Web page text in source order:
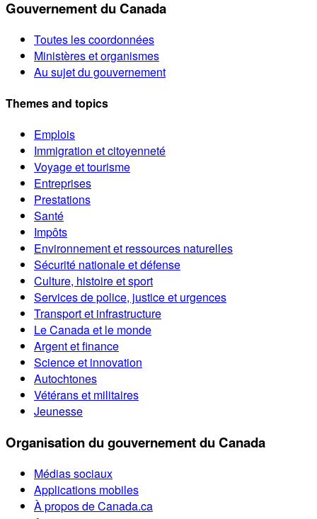
Gouvernement du Canada
Toutes les coordonnées
Ministères et organismes
Au sujet du gouvernement
Themes and topics
Emplois
Immigration et citoyenneté
Voyage et tourisme
Entreprises
Prestations
Santé
Impôts
Environnement et ressources naturelles
Sécurité nationale et défense
Culture, histoire et sport
Services de police, justice et urgences
Transport et infrastructure
Le Canada et le monde
Argent et finance
Science et innovation
Autochtones
Vétérans et militaires
Jeunesse
Organisation du gouvernement du Canada
Médias sociaux
Applications mobiles
À propos de Canada.ca